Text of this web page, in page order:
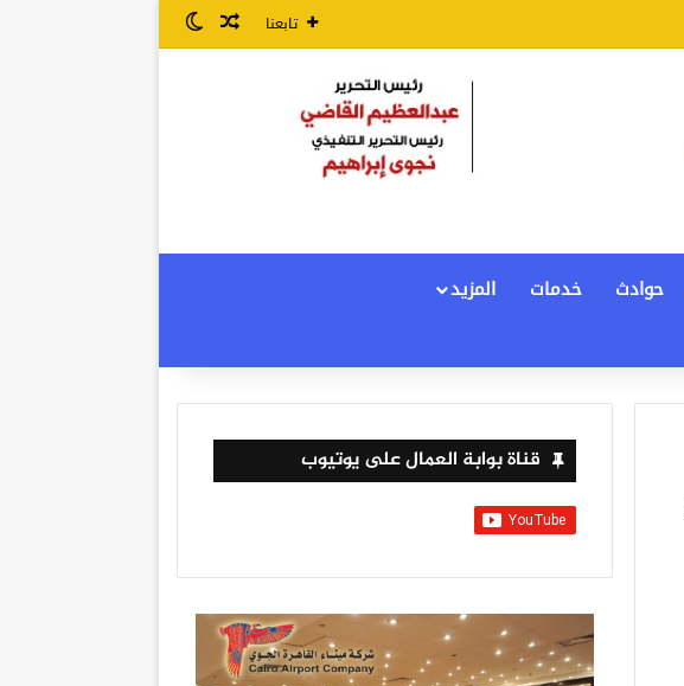
تابعنا مقال عشوائي
الوضع المظلم
حوادث خدمات
المزيد
قناة بوابة العمال على يوتيوب